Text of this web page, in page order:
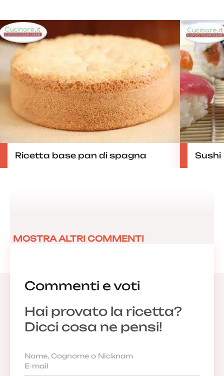
Ricetta base pan di spagna Sushi
Commenti e voti
Hai provato la ricetta?
Dicci cosa ne pensi!
MOSTRA ALTRI COMMENTI